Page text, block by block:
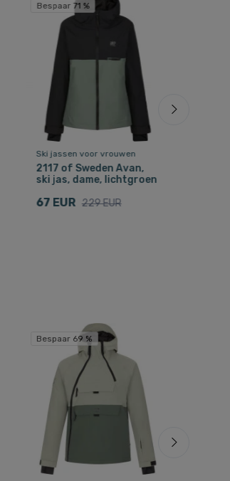
Bespaar 71 %
Ski jassen voor vrouwen
2117 of Sweden Avan,
ski jas, dame, lichtgroen
67 EUR 229 EUR
Bespaar 69 %